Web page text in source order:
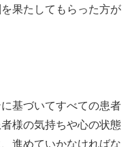
果たしてもらった方が
基づいてすべての患者
様の気持ちや心の状態
進めていかなければな